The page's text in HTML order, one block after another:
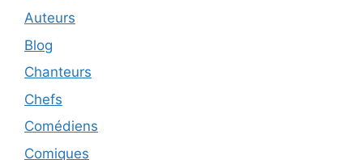
Auteurs
Blog
Chanteurs
Chefs
Comédiens
Comiques